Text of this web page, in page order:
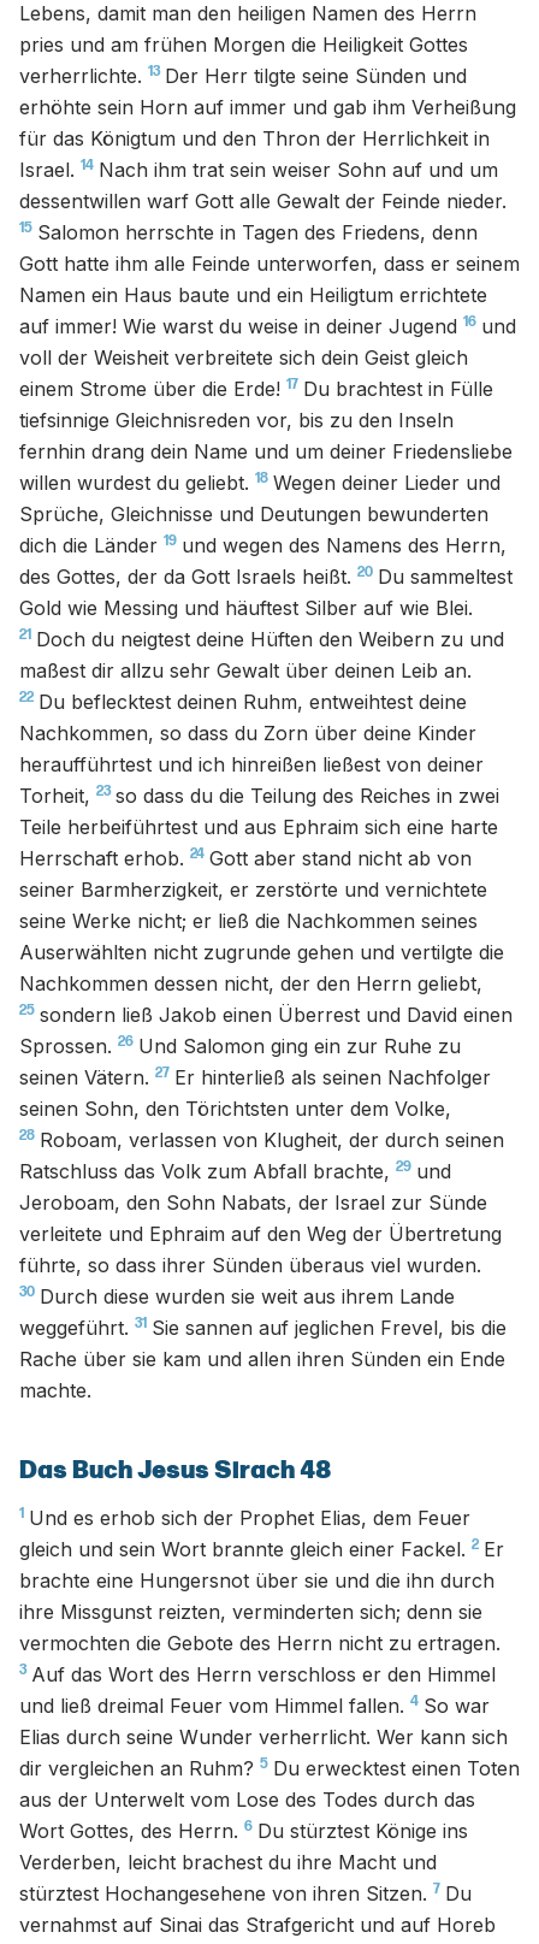
Lebens, damit man den heiligen Namen des Herrn
pries und am frühen Morgen die Heiligkeit Gottes
verherrlichte. 13 Der Herr tilgte seine Sünden und
erhöhte sein Horn auf immer und gab ihm Verheißung
für das Königtum und den Thron der Herrlichkeit in
Israel. 14 Nach ihm trat sein weiser Sohn auf und um
dessentwillen warf Gott alle Gewalt der Feinde nieder.
15 Salomon herrschte in Tagen des Friedens, denn
Gott hatte ihm alle Feinde unterworfen, dass er seinem
Namen ein Haus baute und ein Heiligtum errichtete
auf immer! Wie warst du weise in deiner Jugend 16 und
voll der Weisheit verbreitete sich dein Geist gleich
einem Strome über die Erde! 17 Du brachtest in Fülle
tiefsinnige Gleichnisreden vor, bis zu den Inseln
fernhin drang dein Name und um deiner Friedensliebe
willen wurdest du geliebt. 18 Wegen deiner Lieder und
Sprüche, Gleichnisse und Deutungen bewunderten
dich die Länder 19 und wegen des Namens des Herrn,
des Gottes, der da Gott Israels heißt. 20 Du sammeltest
Gold wie Messing und häuftest Silber auf wie Blei.
21 Doch du neigtest deine Hüften den Weibern zu und
maßest dir allzu sehr Gewalt über deinen Leib an.
22 Du beflecktest deinen Ruhm, entweihtest deine
Nachkommen, so dass du Zorn über deine Kinder
heraufführtest und ich hinreißen ließest von deiner
Torheit, 23 so dass du die Teilung des Reiches in zwei
Teile herbeiführtest und aus Ephraim sich eine harte
Herrschaft erhob. 24 Gott aber stand nicht ab von
seiner Barmherzigkeit, er zerstörte und vernichtete
seine Werke nicht; er ließ die Nachkommen seines
Auserwählten nicht zugrunde gehen und vertilgte die
Nachkommen dessen nicht, der den Herrn geliebt,
25 sondern ließ Jakob einen Überrest und David einen
Sprossen. 26 Und Salomon ging ein zur Ruhe zu
seinen Vätern. 27 Er hinterließ als seinen Nachfolger
seinen Sohn, den Törichtsten unter dem Volke,
28 Roboam, verlassen von Klugheit, der durch seinen
Ratschluss das Volk zum Abfall brachte, 29 und
Jeroboam, den Sohn Nabats, der Israel zur Sünde
verleitete und Ephraim auf den Weg der Übertretung
führte, so dass ihrer Sünden überaus viel wurden.
30 Durch diese wurden sie weit aus ihrem Lande
weggeführt. 31 Sie sannen auf jeglichen Frevel, bis die
Rache über sie kam und allen ihren Sünden ein Ende
machte.
Das Buch Jesus Sirach 48
1 Und es erhob sich der Prophet Elias, dem Feuer
gleich und sein Wort brannte gleich einer Fackel. 2 Er
brachte eine Hungersnot über sie und die ihn durch
ihre Missgunst reizten, verminderten sich; denn sie
vermochten die Gebote des Herrn nicht zu ertragen.
3 Auf das Wort des Herrn verschloss er den Himmel
und ließ dreimal Feuer vom Himmel fallen. 4 So war
Elias durch seine Wunder verherrlicht. Wer kann sich
dir vergleichen an Ruhm? 5 Du erwecktest einen Toten
aus der Unterwelt vom Lose des Todes durch das
Wort Gottes, des Herrn. 6 Du stürztest Könige ins
Verderben, leicht brachest du ihre Macht und
stürztest Hochangesehene von ihren Sitzen. 7 Du
vernahmst auf Sinai das Strafgericht und auf Horeb